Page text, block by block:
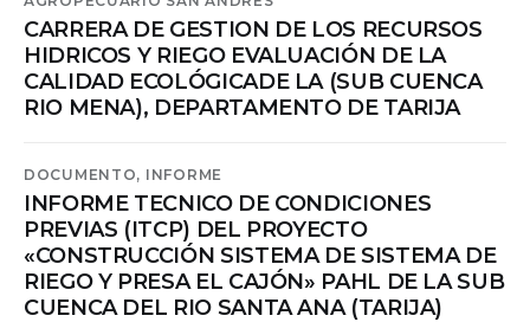
CARRERA DE GESTION DE LOS RECURSOS
HIDRICOS Y RIEGO EVALUACIÓN DE LA
CALIDAD ECOLÓGICADE LA (SUB CUENCA
RIO MENA), DEPARTAMENTO DE TARIJA
DOCUMENTO, INFORME
INFORME TECNICO DE CONDICIONES
PREVIAS (ITCP) DEL PROYECTO
«CONSTRUCCIÓN SISTEMA DE SISTEMA DE
RIEGO Y PRESA EL CAJÓN» PAHL DE LA SUB
CUENCA DEL RIO SANTA ANA (TARIJA)